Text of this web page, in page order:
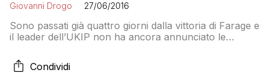
Giovanni Drogo 27/06/2016
Sono passati già quattro giorni dalla vittoria di Farage e
il leader dell’UKIP non ha ancora annunciato le
no: perché in fondo in fondo quando l’Europa ti paga
non è poi così male
Condividi